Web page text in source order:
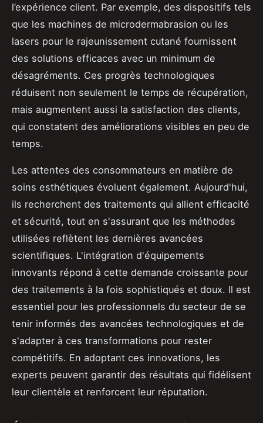
l’expérience client. Par exemple, des dispositifs tels
que les machines de microdermabrasion ou les
lasers pour le rajeunissement cutané fournissent
des solutions efficaces avec un minimum de
désagréments. Ces progrès technologiques
réduisent non seulement le temps de récupération,
mais augmentent aussi la satisfaction des clients,
qui constatent des améliorations visibles en peu de
temps.
Les attentes des consommateurs en matière de
soins esthétiques évoluent également. Aujourd'hui,
ils recherchent des traitements qui allient efficacité
et sécurité, tout en s'assurant que les méthodes
utilisées reflètent les dernières avancées
scientifiques. L'intégration d'équipements
innovants répond à cette demande croissante pour
des traitements à la fois sophistiqués et doux. Il est
essentiel pour les professionnels du secteur de se
tenir informés des avancées technologiques et de
s'adapter à ces transformations pour rester
compétitifs. En adoptant ces innovations, les
experts peuvent garantir des résultats qui fidélisent
leur clientèle et renforcent leur réputation.